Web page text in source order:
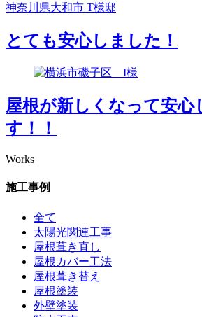
神奈川県大和市 T様邸
とても安心しました！
屋根が新しくなって安心
す！！
Works
施工事例
全て
太陽光関連工事
屋根葺き直し
屋根カバー工法
屋根葺き替え
屋根塗装
外壁塗装